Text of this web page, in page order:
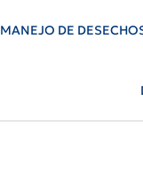
MANEJO DE